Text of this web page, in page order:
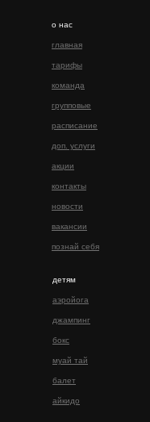
о нас
главная
команда
доп. услуги
тарифы
групповые
расписание
акции
контакты
новости
вакансии
познай себя
детям
аэройога
джампинг
бокс
муай тай
балет
айкидо